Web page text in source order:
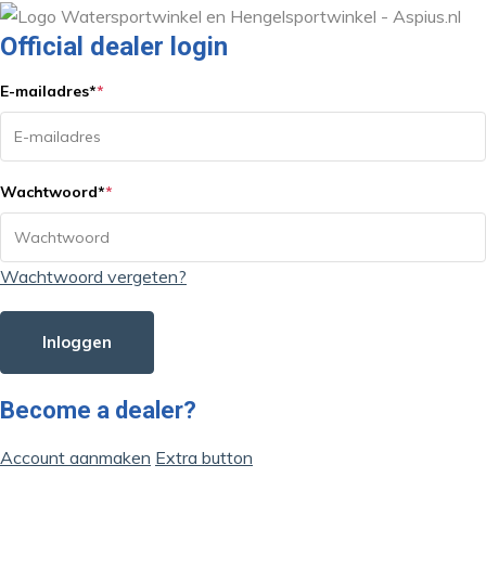
Official dealer login
E-mailadres**
Wachtwoord**
Wachtwoord vergeten?
Inloggen
Become a dealer?
Account aanmaken Extra button